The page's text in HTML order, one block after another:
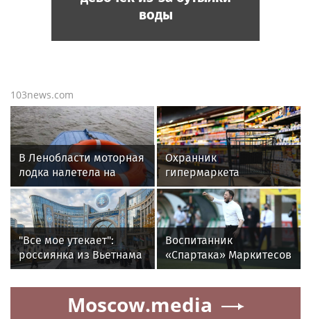
103news.com
В Ленобласти моторная
лодка налетела на
надувной матрас с
детьми
Охранник
гипермаркета
удерживал и пугал трёх
девочек из-за бутылки
воды
"Все мое утекает":
россиянка из Вьетнама
подала иск к ведьме из
Томска, требуя вернуть
женское счастье
Воспитанник
«Спартака» Маркитесов
сравнил тренерские
стили Тедеско, Витории
и Ваноли
Moscow.media
воды